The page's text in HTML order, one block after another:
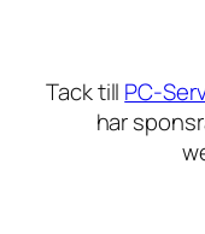
Tack till PC-
har